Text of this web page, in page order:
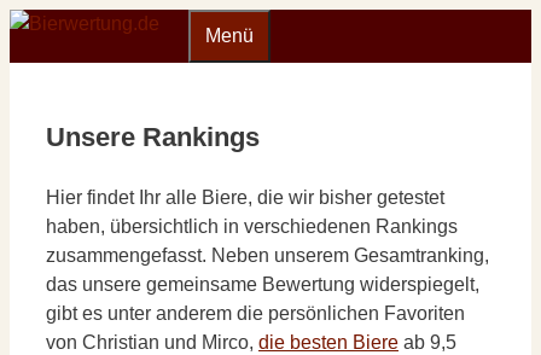
Zum
Menü
Unsere Rankings
Hier findet Ihr alle Biere, die wir bisher getestet
haben, übersichtlich in verschiedenen Rankings
zusammengefasst. Neben unserem Gesamtranking,
das unsere gemeinsame Bewertung widerspiegelt,
gibt es unter anderem die persönlichen Favoriten
von Christian und Mirco, die besten Biere ab 9,5